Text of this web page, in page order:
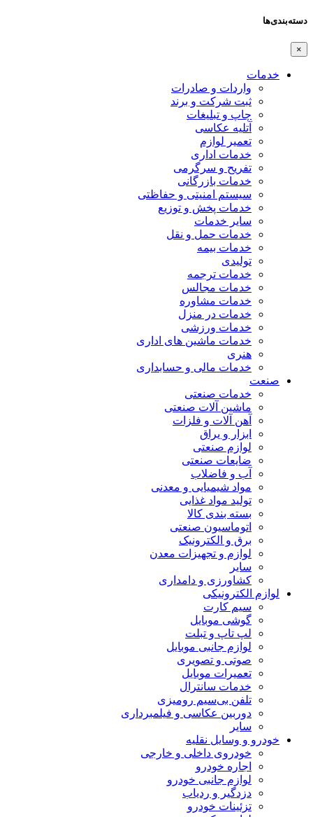
دسته‌بندی‌ها
×
خدمات
واردات و صادرات
ثبت شرکت و برند
چاپ و تبلیغات
آتلیه عکاسی
تعمیر لوازم
خدمات اداری
تفریح و سرگرمی
خدمات بازرگانی
سیستم امنیتی و حفاظتی
خدمات پخش و توزیع
سایر خدمات
خدمات حمل و نقل
خدمات بیمه
تولیدی
خدمات ترجمه
خدمات مجالس
خدمات مشاوره
خدمات در منزل
خدمات ورزشی
خدمات ماشین های اداری
هنری
خدمات مالی و حسابداری
صنعت
خدمات صنعتی
ماشین آلات صنعتی
آهن آلات و فلزات
ابزار و یراق
لوازم صنعتی
ضایعات صنعتی
آب و فاضلاب
مواد شیمیایی و معدنی
تولید مواد غذایی
بسته بندی کالا
اتوماسیون صنعتی
برق و الکترونیک
لوازم و تجهیزات معدن
سایر
کشاورزی و دامداری
لوازم الکترونیکی
سیم کارت
گوشی موبایل
لپ تاپ و تبلت
لوازم جانبی موبایل
صوتی و تصویری
تعمیرات موبایل
خدمات سانترال
تلفن بی‌سیم رومیزی
دوربین عکاسی و فیلمبرداری
سایر
خودرو و وسایل نقلیه
خودروی داخلی و خارجی
اجاره خودرو
لوازم جانبی خودرو
دزدگیر و ردیاب
تزئینات خودرو